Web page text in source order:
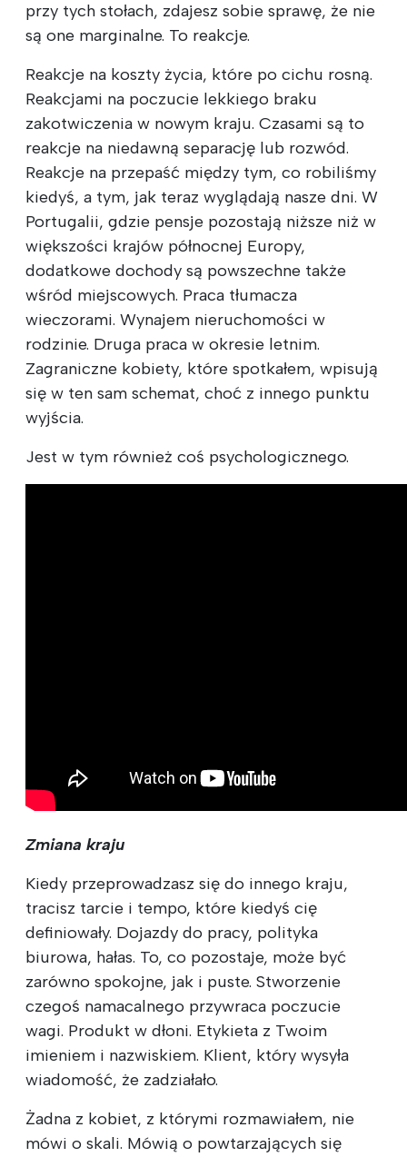
przy tych stołach, zdajesz sobie sprawę, że nie
są one marginalne. To reakcje.
Reakcje na koszty życia, które po cichu rosną.
Reakcjami na poczucie lekkiego braku
zakotwiczenia w nowym kraju. Czasami są to
reakcje na niedawną separację lub rozwód.
Reakcje na przepaść między tym, co robiliśmy
kiedyś, a tym, jak teraz wyglądają nasze dni. W
Portugalii, gdzie pensje pozostają niższe niż w
większości krajów północnej Europy,
dodatkowe dochody są powszechne także
wśród miejscowych. Praca tłumacza
wieczorami. Wynajem nieruchomości w
rodzinie. Druga praca w okresie letnim.
Zagraniczne kobiety, które spotkałem, wpisują
się w ten sam schemat, choć z innego punktu
wyjścia.
Jest w tym również coś psychologicznego.
Zmiana kraju
Kiedy przeprowadzasz się do innego kraju,
tracisz tarcie i tempo, które kiedyś cię
definiowały. Dojazdy do pracy, polityka
biurowa, hałas. To, co pozostaje, może być
zarówno spokojne, jak i puste. Stworzenie
czegoś namacalnego przywraca poczucie
wagi. Produkt w dłoni. Etykieta z Twoim
imieniem i nazwiskiem. Klient, który wysyła
wiadomość, że zadziałało.
Żadna z kobiet, z którymi rozmawiałem, nie
mówi o skali. Mówią o powtarzających się